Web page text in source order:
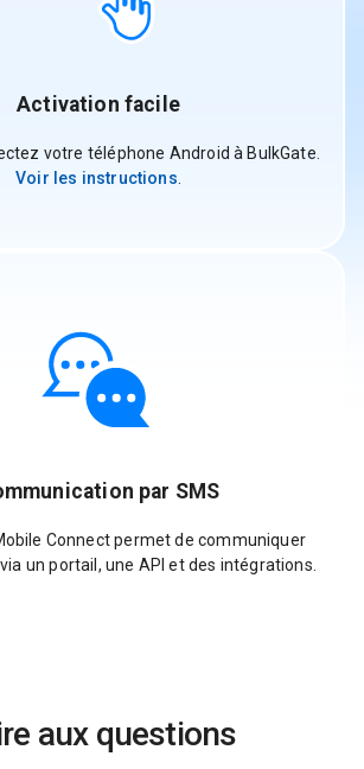
Activation facile
votre téléphone Android à BulkGate.
Voir les instructions
par SMS
Connect permet de communiquer
un portail, une API et des intégrations.
aux questions